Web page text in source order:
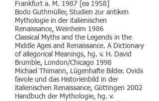
Frankfurt a. M. 1987 [ea 1958]
Bodo Guthmüller, Studien zur antiken
Mythologie in der italienischen
Renaissance, Weinheim 1986
Classical Myths and the Legends in the
Middle Ages and Renaissance. A Dictionary
of allegorical Meanings, hg. v. H. David
Brumble, London/Chicago 1998
Michael Thimann, Lügenhafte Bilder. Ovids
favole und das Historienbild in der
italienischen Renaissance, Göttingen 2002
Handbuch der Mythologie, hg. v.